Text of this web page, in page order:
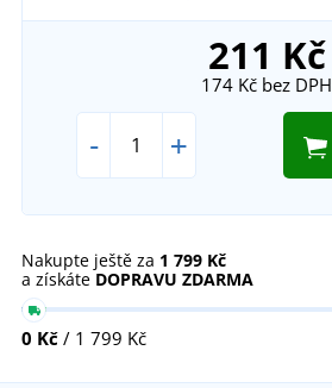
211 Kč
174 Kč bez DPH
- +
Nakupte ještě za 1 799 Kč
a získáte DOPRAVU ZDARMA
0 Kč / 1 799 Kč